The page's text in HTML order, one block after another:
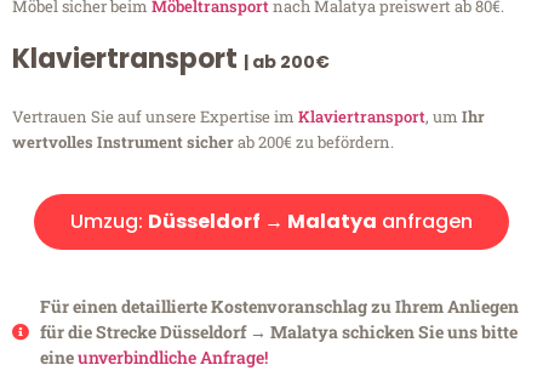
Möbel sicher beim Möbeltransportnach Malatya preiswert ab 80€.
Klaviertransport | ab 200€
Vertrauen Sie auf unsere Expertise im Klaviertransport, um Ihr
wertvolles Instrument sicherab 200€ zu befördern.
Umzug: Düsseldorf → Malatya anfragen
Für einen detaillierte Kostenvoranschlag zu Ihrem Anliegen
für die Strecke Düsseldorf → Malatya schicken Sie uns bitte
eineunverbindliche Anfrage!